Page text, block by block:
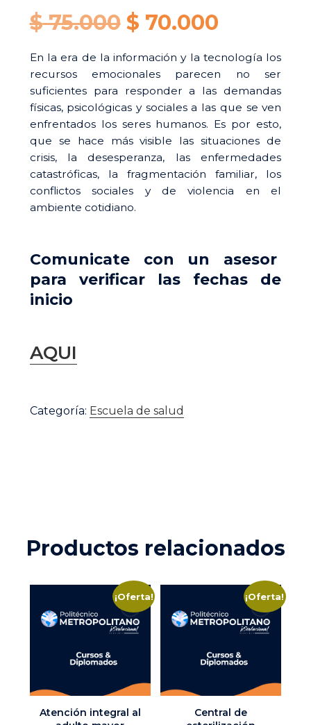
$75.000 Original
price
was:
$ 75.000.
$ 70.000Current
price
is:
$
En la era de la información y la tecnología los
recursos emocionales parecen no ser
suficientes para responder a las demandas
físicas, psicológicas y sociales a las que se ven
enfrentados los seres humanos. Es por esto,
que se hace más visible las situaciones de
crisis, la desesperanza, las enfermedades
catastróficas, la fragmentación familiar, los
conflictos sociales y de violencia en el
ambiente cotidiano.
Comunicate con un asesor
para verificar las fechas de
inicio
AQUI
auxilios
Categoría: Escuela de salud
Productos relacionados
¡Oferta!
Atención integral al
¡Oferta!
Central de